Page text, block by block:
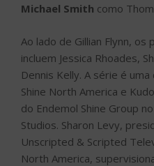
Michael Smith como
Ao lado de Gillian Flynn,
incluem Jessica Rhoades,
Dennis Kelly. A série é
Shine North America e
do Endemol Shine Group
Studios. Sharon Levy,
Unscripted & Scripted
North America,